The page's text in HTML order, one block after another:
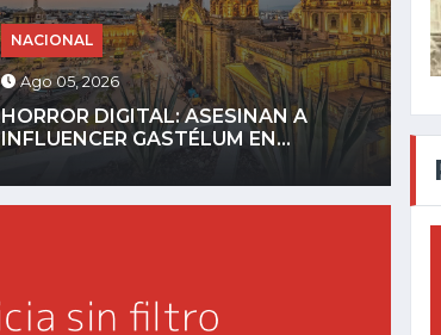
NACIONAL
Ago 04, 2026
GOBIERNO DEFINIRÁ REGLAS PARA
CELULARES